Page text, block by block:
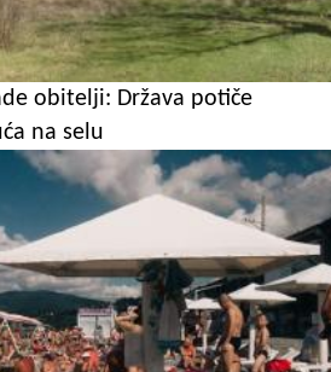
obitelji: Država potiče
na selu